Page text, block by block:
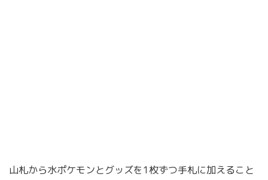
山札から水ポケモンとグッズを1枚ずつ手札に加えること